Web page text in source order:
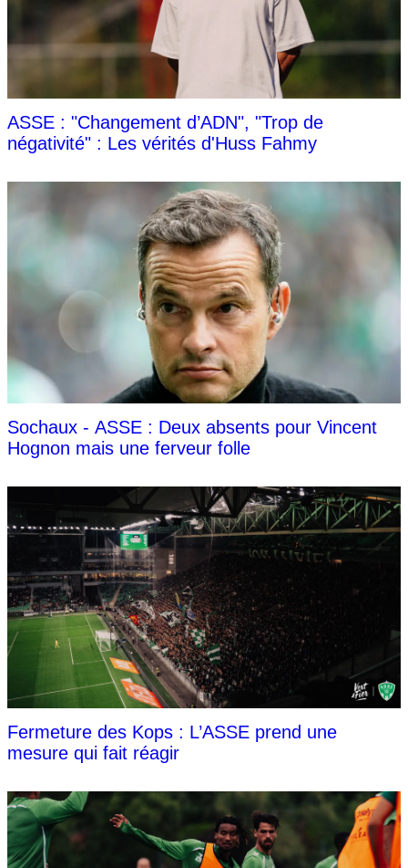
ASSE : "Changement d’ADN", "Trop de
négativité" : Les vérités d'Huss Fahmy
Sochaux - ASSE : Deux absents pour Vincent
Hognon mais une ferveur folle
Fermeture des Kops : L’ASSE prend une
mesure qui fait réagir